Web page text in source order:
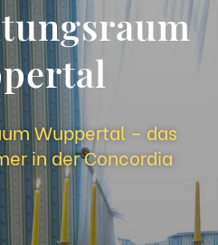
Wuppertal – das
in der Concordia